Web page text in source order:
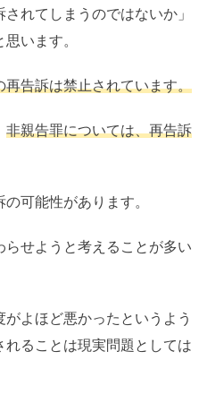
れてしまうのではないか」
います。
告訴は禁止されています。
非親告罪については、再告訴
可能性があります。
せようと考えることが多い
よほど悪かったというよう
ることは現実問題としては